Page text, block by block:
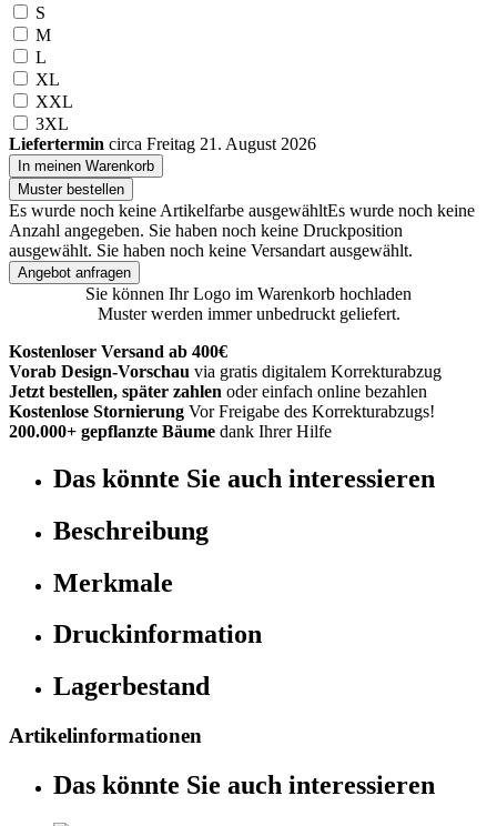
S
M
L
XL
XXL
3XL
Liefertermin circa Freitag 21. August 2026
In meinen Warenkorb
Muster bestellen
Es wurde noch keine Artikelfarbe ausgewähltEs wurde noch keine
Anzahl angegeben. Sie haben noch keine Druckposition
ausgewählt. Sie haben noch keine Versandart ausgewählt.
Angebot anfragen
Sie können Ihr Logo im Warenkorb hochladen
Muster werden immer unbedruckt geliefert.
Kostenloser Versand ab 400€
Vorab Design-Vorschau via gratis digitalem Korrekturabzug
Jetzt bestellen, später zahlen oder einfach online bezahlen
Kostenlose Stornierung Vor Freigabe des Korrekturabzugs!
200.000+ gepflanzte Bäume dank Ihrer Hilfe
Das könnte Sie auch interessieren
Beschreibung
Merkmale
Druckinformation
Lagerbestand
Artikelinformationen
Das könnte Sie auch interessieren